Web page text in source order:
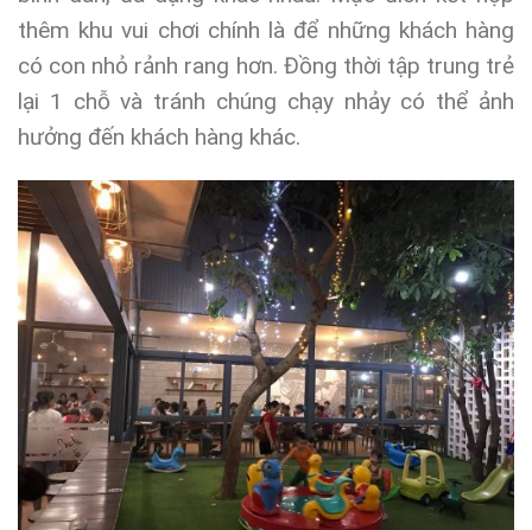
thêm khu vui chơi chính là để những khách hàng
có con nhỏ rảnh rang hơn. Đồng thời tập trung trẻ
lại 1 chỗ và tránh chúng chạy nhảy có thể ảnh
hưởng đến khách hàng khác.